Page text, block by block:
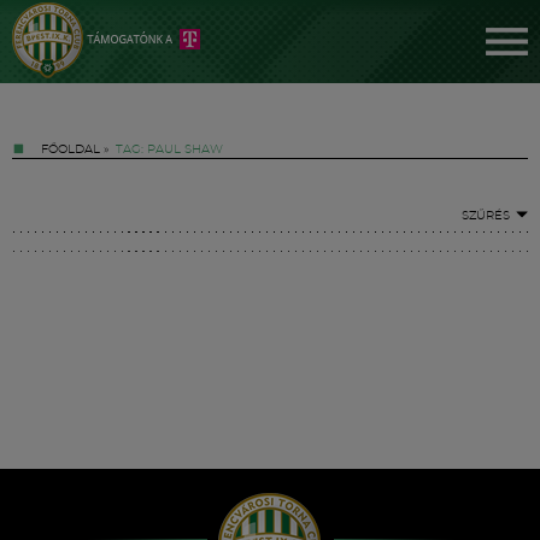
FŐOLDAL » TAG: PAUL SHAW
SZŰRÉS
Hírek